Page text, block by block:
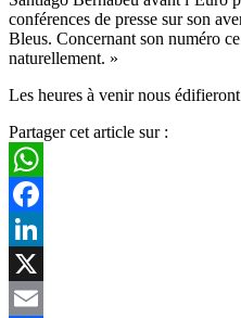
conférences de presse sur son
Bleus. Concernant son numéro
naturellement. »
Les heures à venir nous
Partager cet article sur :
WhatsApp
Facebook
LinkedIn
X